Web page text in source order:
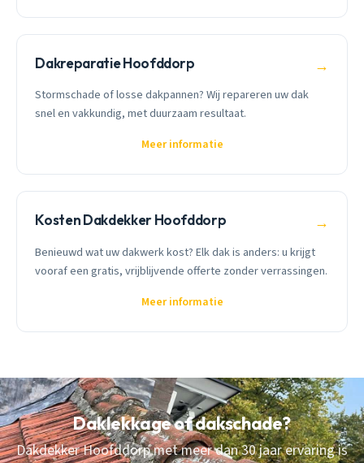
Dakreparatie Hoofddorp →
Stormschade of losse dakpannen? Wij repareren uw dak
snel en vakkundig, met duurzaam resultaat.
Meer informatie
Kosten Dakdekker Hoofddorp →
Benieuwd wat uw dakwerk kost? Elk dak is anders: u krijgt
vooraf een gratis, vrijblijvende offerte zonder verrassingen.
Meer informatie
Daklekkage of dakschade?
Dakdekker Hoofddorp met meer dan 30 jaar ervaring is